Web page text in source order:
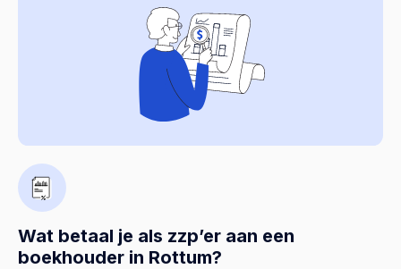
Wat betaal je als zzp’er aan een
boekhouder in Rottum?